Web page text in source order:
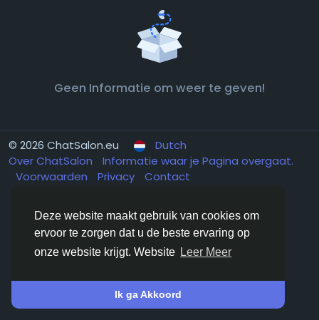
Deze website maakt gebruik van cookies om
ervoor te zorgen dat u de beste ervaring op
onze website krijgt. Website Leer Meer
Ik ga Akkoord
Geen Informatie om weer te geven!
© 2026 ChatSalon.eu
Dutch
Over ChatSalon
Informatie waar je Pagina overgaat.
Voorwaarden
Privacy Contact